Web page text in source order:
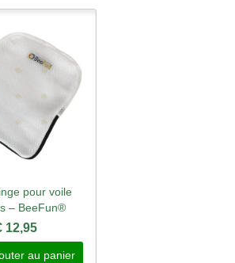
rapidepour voile
– BeeFun®
12,95
au panier